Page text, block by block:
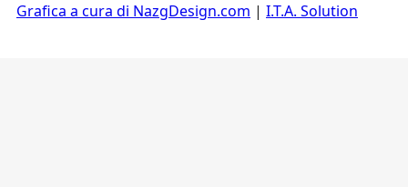
Grafica a cura di NazgDesign.com | I.T.A. Solution